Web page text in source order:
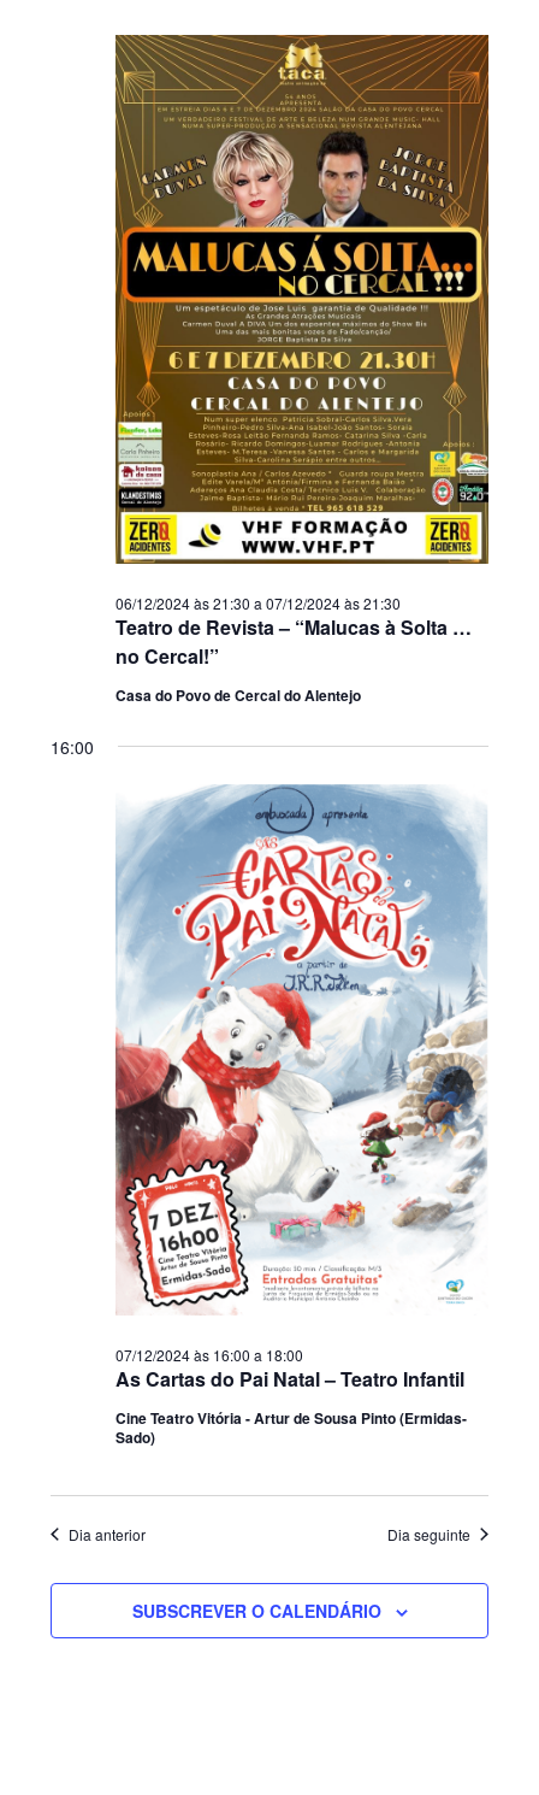
Teatro de Revista – “Malucas à Solta …
no Cercal!”
06/12/2024 às 21:30 a 07/12/2024 às 21:30
Casa do Povo de Cercal do Alentejo
16:00
As Cartas do Pai Natal – Teatro Infantil
07/12/2024 às 16:00 a 18:00
Cine Teatro Vitória - Artur de Sousa Pinto (Ermidas-
Sado)
Dia anterior Dia seguinte
SUBSCREVER O CALENDÁRIO